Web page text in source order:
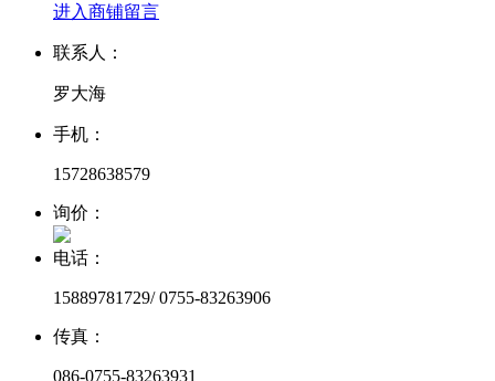
进入商铺留言
联系人：
罗大海
手机：
15728638579
询价：
电话：
15889781729/ 0755-83263906
传真：
086-0755-83263931